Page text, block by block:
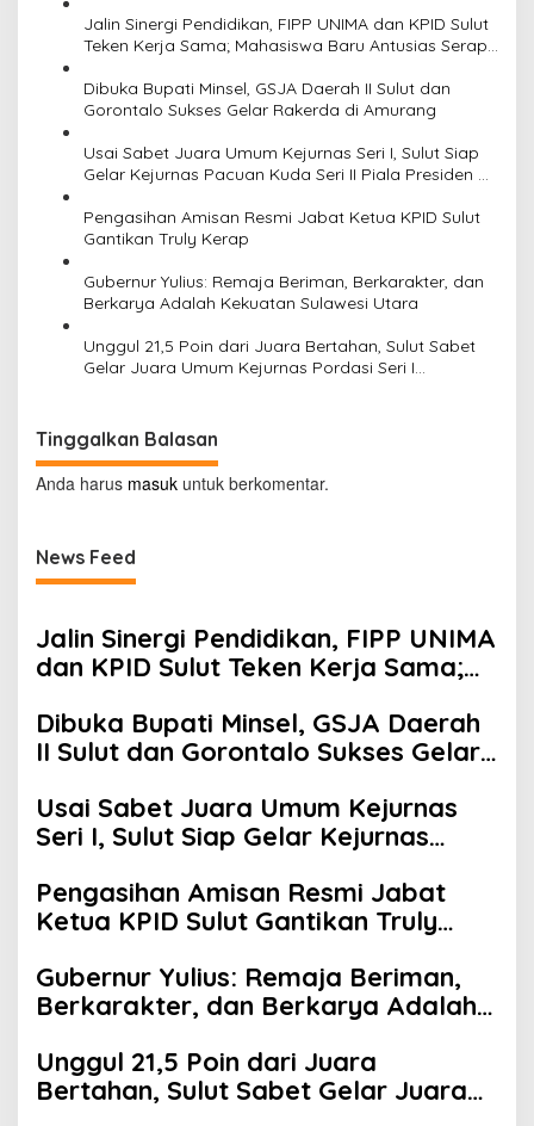
Jalin Sinergi Pendidikan, FIPP UNIMA dan KPID Sulut
Teken Kerja Sama; Mahasiswa Baru Antusias Serap
Dibuka Bupati Minsel, GSJA Daerah II Sulut dan
Gorontalo Sukses Gelar Rakerda di Amurang
Usai Sabet Juara Umum Kejurnas Seri I, Sulut Siap
Gelar Kejurnas Pacuan Kuda Seri II Piala Presiden di
Pengasihan Amisan Resmi Jabat Ketua KPID Sulut
Gantikan Truly Kerap
Gubernur Yulius: Remaja Beriman, Berkarakter, dan
Berkarya Adalah Kekuatan Sulawesi Utara
Unggul 21,5 Poin dari Juara Bertahan, Sulut Sabet
Gelar Juara Umum Kejurnas Pordasi Seri I
Tinggalkan Balasan
Anda harus masuk untuk berkomentar.
News Feed
Jalin Sinergi Pendidikan, FIPP UNIMA
dan KPID Sulut Teken Kerja Sama;
Materi Literasi Penyiaran
Dibuka Bupati Minsel, GSJA Daerah
II Sulut dan Gorontalo Sukses Gelar
Usai Sabet Juara Umum Kejurnas
Seri I, Sulut Siap Gelar Kejurnas
Tompaso
Pengasihan Amisan Resmi Jabat
Ketua KPID Sulut Gantikan Truly
Gubernur Yulius: Remaja Beriman,
Berkarakter, dan Berkarya Adalah
Unggul 21,5 Poin dari Juara
Bertahan, Sulut Sabet Gelar Juara